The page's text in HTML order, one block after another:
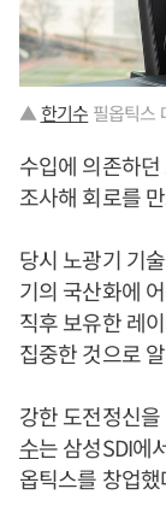
▲한기수 필옵틱스
수입에 의존하
조사해 회로를
당시 노광기 기
기의 국산화에
직후 보유한 레
집중한 것으로
강한 도전정신
수는 삼성SDI에
옵틱스를 창업했